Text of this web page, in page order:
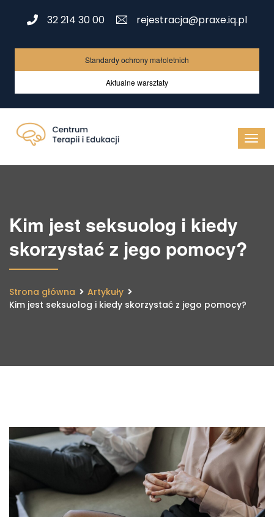
32 214 30 00 rejestracja@praxe.iq.pl
Standardy ochrony małoletnich
Aktualne warsztaty
Kim jest seksuolog i kiedy
skorzystać z jego pomocy?
Strona główna
Artykuły
Kim jest seksuolog i kiedy skorzystać z jego pomocy?